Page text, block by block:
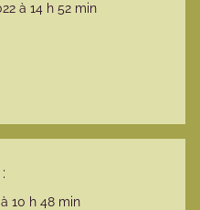
à 14 h 52 min
10 h 48 min